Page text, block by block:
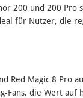
200 und 200 Pro
für Nutzer, die
Red Magic 8 Pro
Fans, die Wert auf